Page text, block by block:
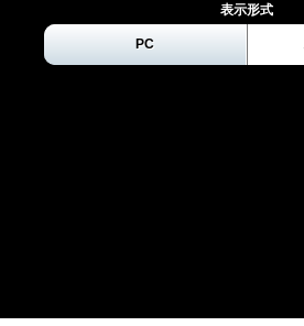
表示形式
PC